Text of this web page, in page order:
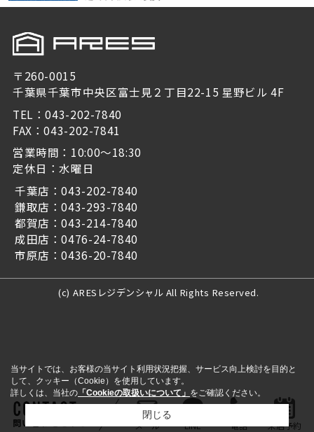
〒260-0015
千葉県千葉市中央区富士見２丁目22-15 星野ビル 4F
TEL：043-202-7840
FAX：043-202-7841
営業時間：10:00～18:30
定休日：水曜日
千葉店：043-202-7840
鎌取店：043-293-7840
都賀店：043-214-7840
成田店：0476-24-7840
市原店：0436-20-7840
(c) ARESレジデンシャル All Rights Reserved.
問い合わせをする メール LINE 電話 来店予約
当サイトでは、お客様の当サイト利用状況把握、サービス向上検討を目的と
して、クッキー（Cookie）を使用しています。
詳しくは、当社の 「Cookieの取扱いについて」 をご確認ください。
閉じる